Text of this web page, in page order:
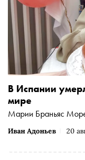
Иван Адоньев 20
В Испании
мире
Марии Браньяс